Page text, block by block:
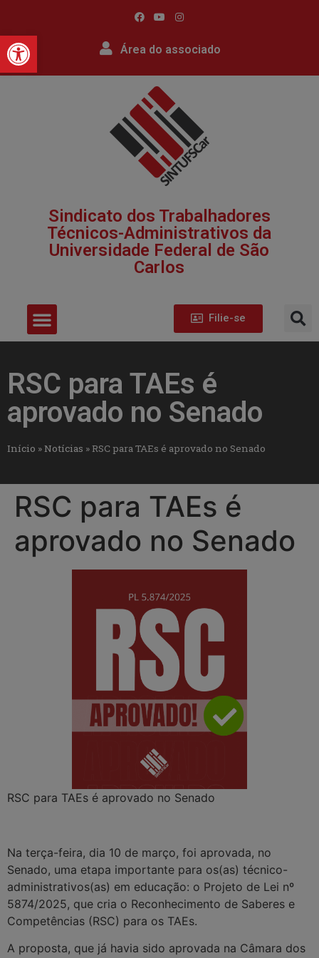
Barra de Ferramentas
Área do associado
Sindicato dos Trabalhadores
Técnicos-Administrativos da
Universidade Federal de São
Carlos​
Filie-se
RSC para TAEs é
aprovado no Senado
Início »Notícias »RSC para TAEs é aprovado no Senado
RSC para TAEs é
aprovado no Senado
RSC para TAEs é aprovado no Senado
Na terça-feira, dia 10 de março, foi aprovada, no
Senado, uma etapa importante para os(as) técnico-
administrativos(as) em educação: o Projeto de Lei nº
5874/2025, que cria o Reconhecimento de Saberes e
Competências (RSC) para os TAEs.
A proposta, que já havia sido aprovada na Câmara dos